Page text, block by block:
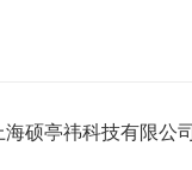
硕亭祎科技有限公